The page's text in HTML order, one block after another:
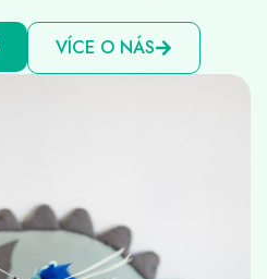
VÍCE O NÁS